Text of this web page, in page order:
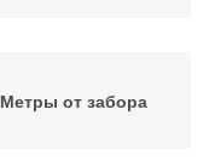
Метры от забора